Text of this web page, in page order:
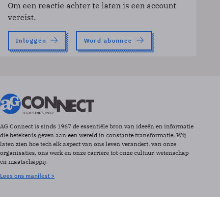
Om een reactie achter te laten is een account
vereist.
Inloggen Word abonnee
AG Connect is sinds 1967 de essentiële bron van ideeën en informatie
die betekenis geven aan een wereld in constante transformatie. Wij
laten zien hoe tech elk aspect van ons leven verandert, van onze
organisaties, ons werk en onze carrière tot onze cultuur, wetenschap
en maatschappij.
Lees ons manifest >